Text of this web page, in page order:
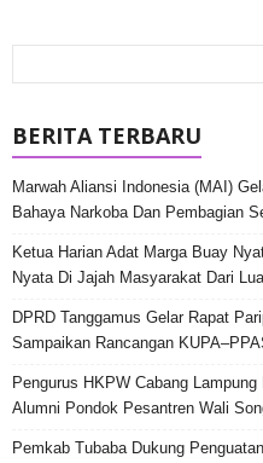
BERITA TERBARU
Marwah Aliansi Indonesia (MAI)
Bahaya Narkoba Dan Pembagian
Ketua Harian Adat Marga Buay
Nyata Di Jajah Masyarakat Dari
DPRD Tanggamus Gelar Rapat
Sampaikan Rancangan
Pengurus HKPW Cabang
Alumni Pondok Pesantren Wali
Pemkab Tubaba Dukung